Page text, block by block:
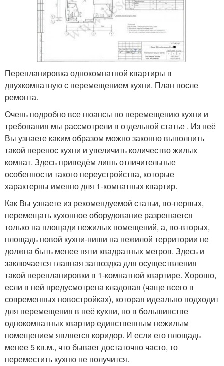
Перепланировка однокомнатной квартиры в
двухкомнатную с перемещением кухни. План после
ремонта.
Очень подробно все нюансы по перемещению кухни и
требования мы рассмотрели в отдельной статье . Из неё
Вы узнаете каким образом можно законно выполнить
такой перенос кухни и увеличить количество жилых
комнат. Здесь приведём лишь отличительные
особенности такого переустройства, которые
характерны именно для 1-комнатных квартир.
Как Вы узнаете из рекомендуемой статьи, во-первых,
перемещать кухонное оборудование разрешается
только на площади нежилых помещений, а, во-вторых,
площадь новой кухни-ниши на нежилой территории не
должна быть менее пяти квадратных метров. Здесь и
заключается главная загвоздка для осуществления
такой перепланировки в 1-комнатной квартире. Хорошо,
если в ней предусмотрена кладовая (чаще всего в
современных новостройках), которая идеально подходит
для перемещения в неё кухни, но в большинстве
однокомнатных квартир единственным нежилым
помещением является коридор. И если его площадь
менее 5 кв.м., что бывает достаточно часто, то
переместить кухню не получится.